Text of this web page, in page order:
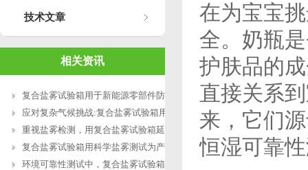
技术文章
相关资讯
复合盐雾试验箱用于新能源零部件防腐测
应对复杂气候挑战:复合盐雾试验箱用于涂
重视盐雾检测，用复合盐雾试验箱延长产
复合盐雾试验箱用科学盐雾测试为产品研
环境可靠性测试中，复合盐雾试验箱缺水
在为宝宝
全。奶瓶
护肤品的
直接关系
来，它们
恒湿可靠